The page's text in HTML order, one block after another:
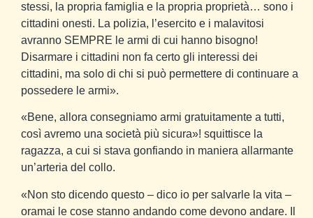
stessi, la propria famiglia e la propria proprietà… sono i
cittadini onesti. La polizia, l’esercito e i malavitosi
avranno SEMPRE le armi di cui hanno bisogno!
Disarmare i cittadini non fa certo gli interessi dei
cittadini, ma solo di chi si può permettere di continuare a
possedere le armi».
«Bene, allora consegniamo armi gratuitamente a tutti,
così avremo una società più sicura»! squittisce la
ragazza, a cui si stava gonfiando in maniera allarmante
un’arteria del collo.
«Non sto dicendo questo – dico io per salvarle la vita –
oramai le cose stanno andando come devono andare. Il